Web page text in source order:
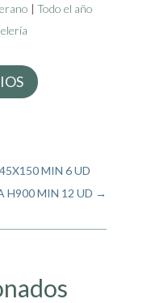
| Todo el año
MIN 6 UD
H900 MIN 12 UD →